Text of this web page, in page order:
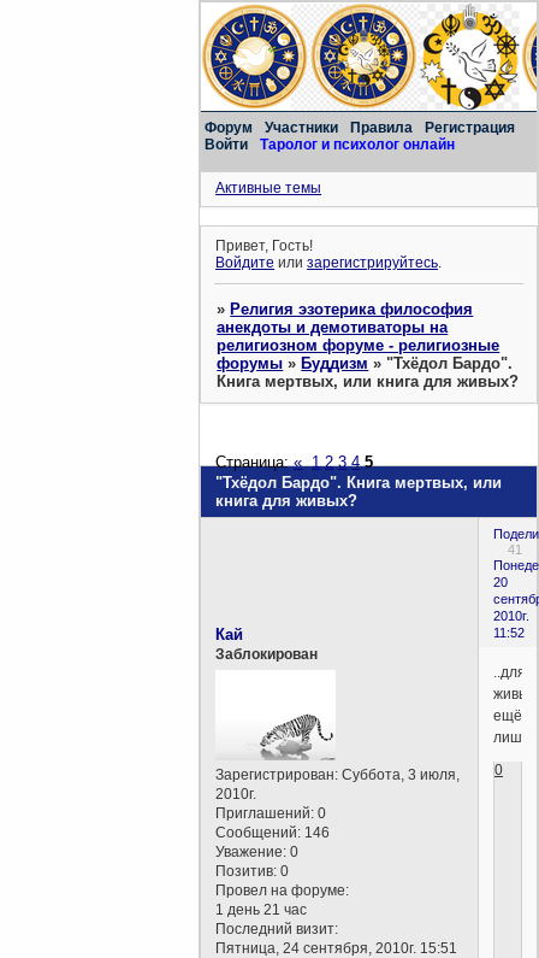
Форум Участники Правила
Регистрация
Войти
Таролог и психолог онлайн
Активные темы
Привет, Гость!
Войдите илизарегистрируйтесь.
»Религия эзотерика философия
анекдоты и демотиваторы на
религиозном форуме - религиозные
форумы »Буддизм »"Тхёдол Бардо".
Книга мертвых, или книга для живых?
"Тхёдол Бардо". Книга мертвых, или
книга для живых?
Страница:« 1 2 3 4 5
41
20
2010г.
11:52
Кай
Заблокирован
Зарегистрирован: Суббота, 3 июля,
2010г.
Приглашений: 0
Сообщений: 146
Уважение: 0
Позитив: 0
Провел на форуме:
1 день 21 час
Последний визит:
Пятница, 24 сентября, 2010г. 15:51
..для
живых
ещё),
лишь
0